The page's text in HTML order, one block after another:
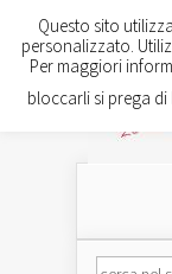
Questo sito
personalizzato.
Per maggiori
bloccarli si prega di